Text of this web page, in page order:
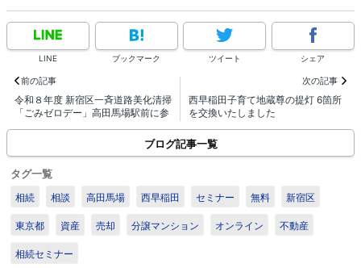
LINE ブックマーク ツイート シェア
前の記事
令和８年度 新宿区一斉道路美化清掃
「ごみゼロデー」高田馬場駅前に参
次の記事
西早稲田子育て地蔵尊の提灯 6箇所
を交換いたしました
ブログ記事一覧
タグ一覧
相続 相談 高田馬場 西早稲田 セミナー 無料 新宿区
東京都 資産 売却 分譲マンション オンライン 不動産
相続セミナー